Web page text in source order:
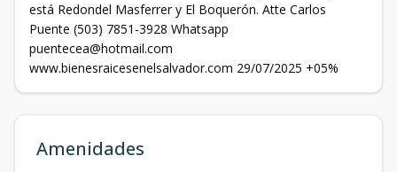
está Redondel Masferrer y El Boquerón. Atte Carlos
Puente (503) 7851-3928 Whatsapp
puentecea@hotmail.com
www.bienesraicesenelsalvador.com 29/07/2025 +05%
Amenidades